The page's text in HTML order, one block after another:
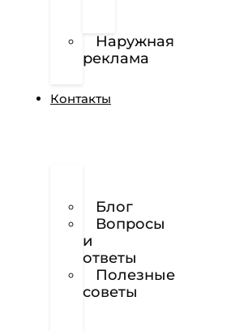
Наружная
реклама
Контакты
Блог
Вопросы
и
ответы
Полезные
советы